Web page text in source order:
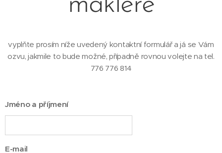
vyplňte prosím níže uvedený kontaktní formulář a já se Vám
ozvu, jakmile to bude možné, případně rovnou volejte na tel.
776 776 814
Jméno a příjmení
E-mail